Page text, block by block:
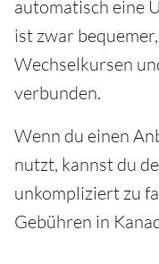
automatisch eine
ist zwar
Wechselkursen
verbunden.
Wenn du einen
nutzt, kannst du
unkompliziert zu
Gebühren in